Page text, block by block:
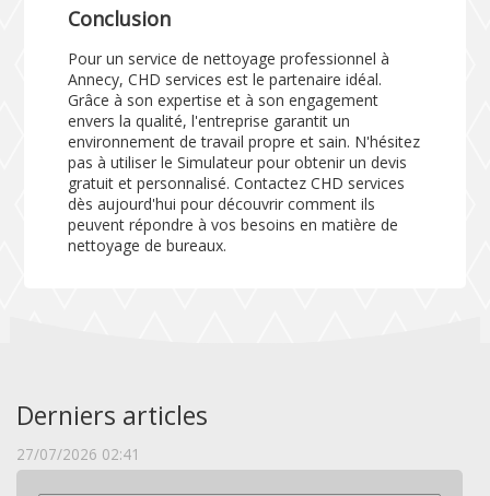
Conclusion
Pour un service de nettoyage professionnel à
Annecy, CHD services est le partenaire idéal.
Grâce à son expertise et à son engagement
envers la qualité, l'entreprise garantit un
environnement de travail propre et sain. N'hésitez
pas à utiliser leSimulateur pour obtenir un devis
gratuit et personnalisé. Contactez CHD services
dès aujourd'hui pour découvrir comment ils
peuvent répondre à vos besoins en matière de
nettoyage de bureaux.
Derniers articles
27/07/2026 02:41